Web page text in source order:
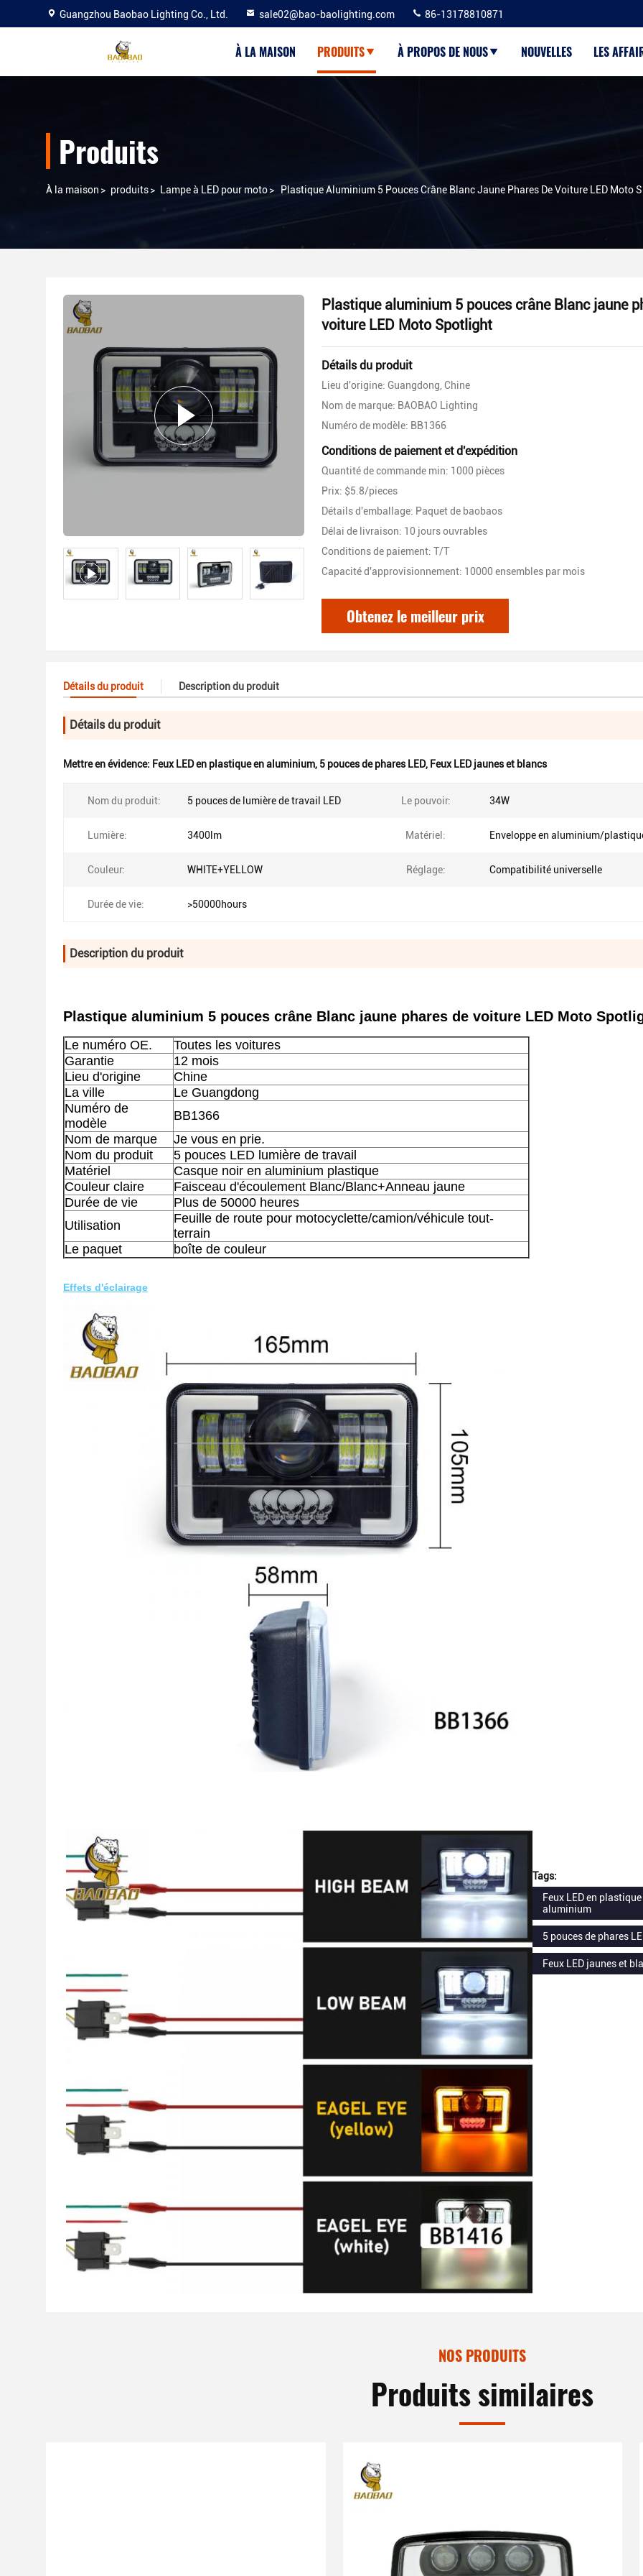
Guangzhou Baobao Lighting Co., Ltd. sale02@bao-baolighting.com 86-13178810871
À LA MAISON PRODUITS À PROPOS DE NOUS NOUVELLES LES
Produits
À la maison > produits> Lampe à LED pour moto> Plastique Aluminium 5 Pouces Crâne Blanc Jaune Phares De Voiture LED Moto
Plastique aluminium 5 pouces crâne Blanc jaune
voiture LED Moto Spotlight
Détails du produit
Lieu d'origine: Guangdong, Chine
Nom de marque: BAOBAO Lighting
Numéro de modèle: BB1366
Conditions de paiement et d'expédition
Quantité de commande min: 1000 pièces
Prix: $5.8/pieces
Détails d'emballage: Paquet de baobaos
Délai de livraison: 10 jours ouvrables
Conditions de paiement: T/T
Capacité d'approvisionnement: 10000 ensembles par mois
Obtenez le meilleur prix
Détails du produit Description du produit
Détails du produit
Mettre en évidence: Feux LED en plastique en aluminium, 5 pouces de phares LED, Feux LED jaunes et blancs
Nom du produit: 5 pouces de lumière de travail LED Le pouvoir: 34W
Lumière: 3400lm Matériel: Enveloppe en aluminium/
Couleur: WHITE+YELLOW Réglage: Compatibilité universelle
Durée de vie: >50000hours
Description du produit
Plastique aluminium 5 pouces crâne Blanc jaune phares de voiture LED Moto
Le numéro OE.
Toutes les voitures
Garantie
12 mois
Lieu d'origine
Chine
La ville
Le Guangdong
Numéro de
modèle
BB1366
Nom de marque
Je vous en prie.
Nom du produit
5 pouces LED lumière de travail
Matériel
Casque noir en aluminium plastique
Couleur claire
Faisceau d'écoulement Blanc/Blanc+Anneau jaune
Durée de vie
Plus de 50000 heures
Utilisation
Feuille de route pour motocyclette/camion/véhicule tout-
terrain
Le paquet
boîte de couleur
Effets d'éclairage
Tags:
Feux LED en
aluminium
5 pouces de phares
Feux LED jaunes et
NOS PRODUITS
Produits similaires